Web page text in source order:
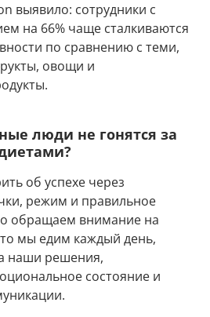
выявило: сотрудники с
на 66% чаще сталкиваются
по сравнению с теми,
овощи и
люди не гонятся за
об успехе через
режим и правильное
обращаем внимание на
мы едим каждый день,
наши решения,
состояние и